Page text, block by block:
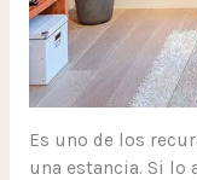
Es uno de los
una estancia. Si lo